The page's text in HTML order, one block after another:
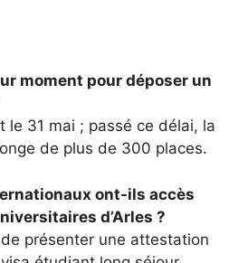
moment pour déposer un
le 31 mai ; passé ce délai, la
de plus de 300 places.
ont-ils accès
d’Arles ?
présenter une attestation